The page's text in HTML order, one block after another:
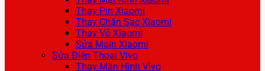
Thay Pin Xiaomi
Thay Chân Sạc Xiaomi
Thay Vỏ Xiaomi
Sửa Main Xiaomi
Sửa Điện Thoại Vivo
Thay Màn Hình Vivo